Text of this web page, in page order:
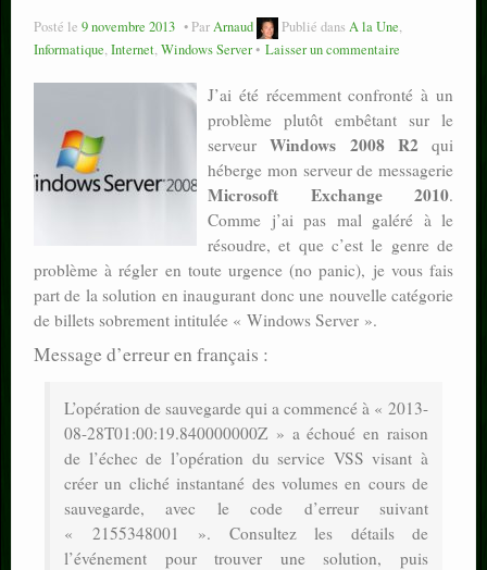
Posté le 9 novembre 2013 ParArnaud Publié dansA la Une,
Informatique,Internet,Windows Server Laisser un commentaire
J’ai été récemment confronté à un
problème plutôt embêtant sur le
serveurWindows 2008 R2qui
héberge mon serveur de messagerie
Microsoft Exchange 2010.
Comme j’ai pas mal galéré à le
résoudre, et que c’est le genre de
problème à régler en toute urgence (no panic), je vous fais
part de la solution en inaugurant donc une nouvelle catégorie
de billets sobrement intitulée « Windows Server ».
Message d’erreur en français :
L’opération de sauvegarde qui a commencé à « 2013-
08-28T01:00:19.840000000Z » a échoué en raison
de l’échec de l’opération du service VSS visant à
créer un cliché instantané des volumes en cours de
sauvegarde, avec le code d’erreur suivant
« 2155348001 ». Consultez les détails de
l’événement pour trouver une solution, puis